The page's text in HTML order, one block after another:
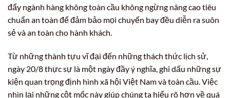
đẩy ngành hàng không toàn cầu không ngừng nâng cao tiêu
chuẩn an toàn để đảm bảo mọi chuyến bay đều diễn ra suôn
sẻ và an toàn cho hành khách.
Từ những thành tựu vĩ đại đến những thách thức lịch sử,
ngày 20/8 thực sự là một ngày đầy ý nghĩa, ghi dấu những sự
kiện quan trọng định hình xã hội Việt Nam và toàn cầu. Việc
nhìn lại những cột mốc này giúp chúng ta hiểu rõ hơn về quá